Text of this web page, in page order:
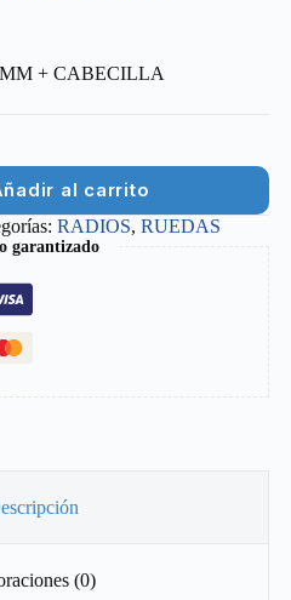
+ CABECILLA
al carrito
RADIOS, RUEDAS
garantizado
(0)